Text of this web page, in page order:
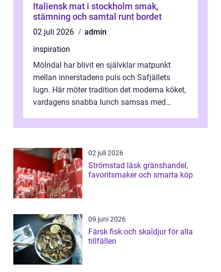
Italiensk mat i stockholm smak,
stämning och samtal runt bordet
02 juli 2026
admin
inspiration
Mölndal har blivit en självklar matpunkt
mellan innerstadens puls och Safjällets
lugn. Här möter tradition det moderna köket,
vardagens snabba lunch samsas med
02 juli 2026
Strömstad läsk gränshandel,
favoritsmaker och smarta köp
09 juni 2026
Färsk fisk och skaldjur för alla
tillfällen